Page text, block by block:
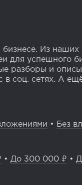
Из наших
для успешного
разборы и
в соц. сетях. А
• Без
• До 300 000 ₽ •